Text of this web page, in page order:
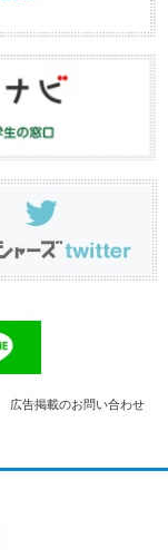
広告掲載のお問い合わせ